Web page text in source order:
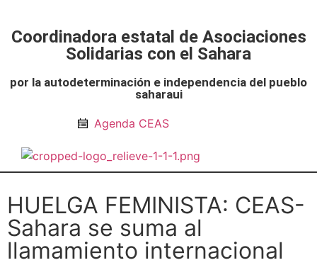
Coordinadora estatal de Asociaciones
Solidarias con el Sahara
por la autodeterminación e independencia del pueblo
saharaui
Agenda CEAS
HUELGA FEMINISTA: CEAS-
Sahara se suma al
llamamiento internacional